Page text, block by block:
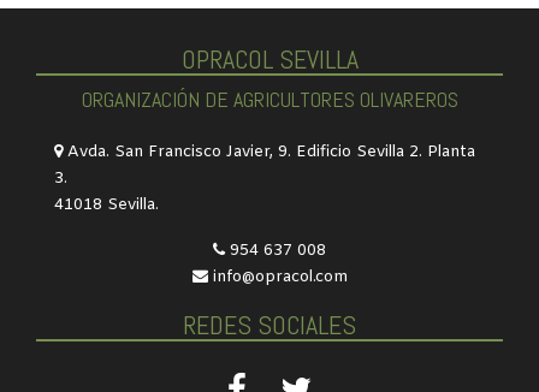
OPRACOL SEVILLA
ORGANIZACIÓN DE AGRICULTORES OLIVAREROS
Avda. San Francisco Javier, 9. Edificio Sevilla 2. Planta
3.
41018 Sevilla.
954 637 008
info@opracol.com
REDES SOCIALES